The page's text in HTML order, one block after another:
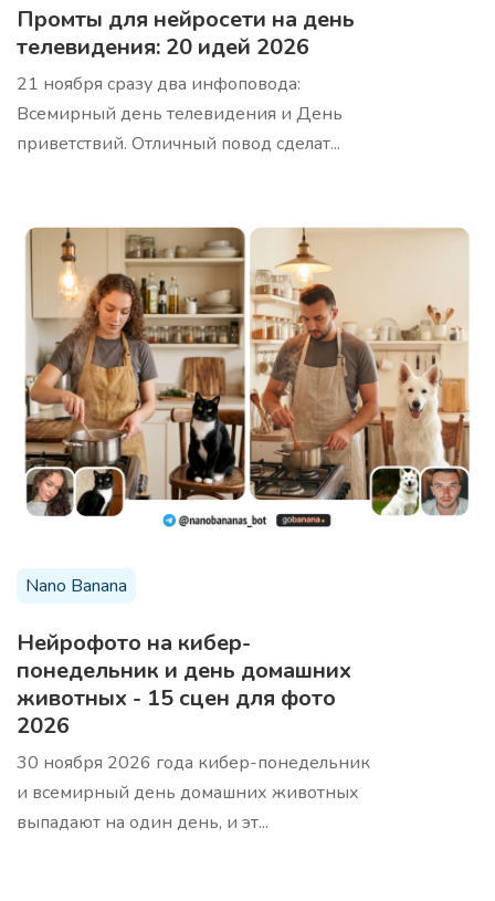
Используя эти аргументы, убедительно продайте
продукт вашей целевой аудитории
Профессиональный анализ вашей ниши с
выявлением скрытых возможностей и актуальных
трендов. Шаблон проводит комплексное
исследование рынка, конкурентов и аудитории,
предоставляя стратегические инсайты для роста
бизнеса
Темы для вебинара
интересны целевой аудитории
20 заголовков вебинара
20 заголовков для вебинара по вашей теме, для
привлечения внимания аудитории
Промты для нейросети на день
телевидения: 20 идей 2026
21 ноября сразу два инфоповода:
Всемирный день телевидения и День
приветствий. Отличный повод сделат...
Nano Banana
Нейрофото на кибер-
понедельник и день домашних
животных - 15 сцен для фото
2026
30 ноября 2026 года кибер-понедельник
и всемирный день домашних животных
выпадают на один день, и эт...